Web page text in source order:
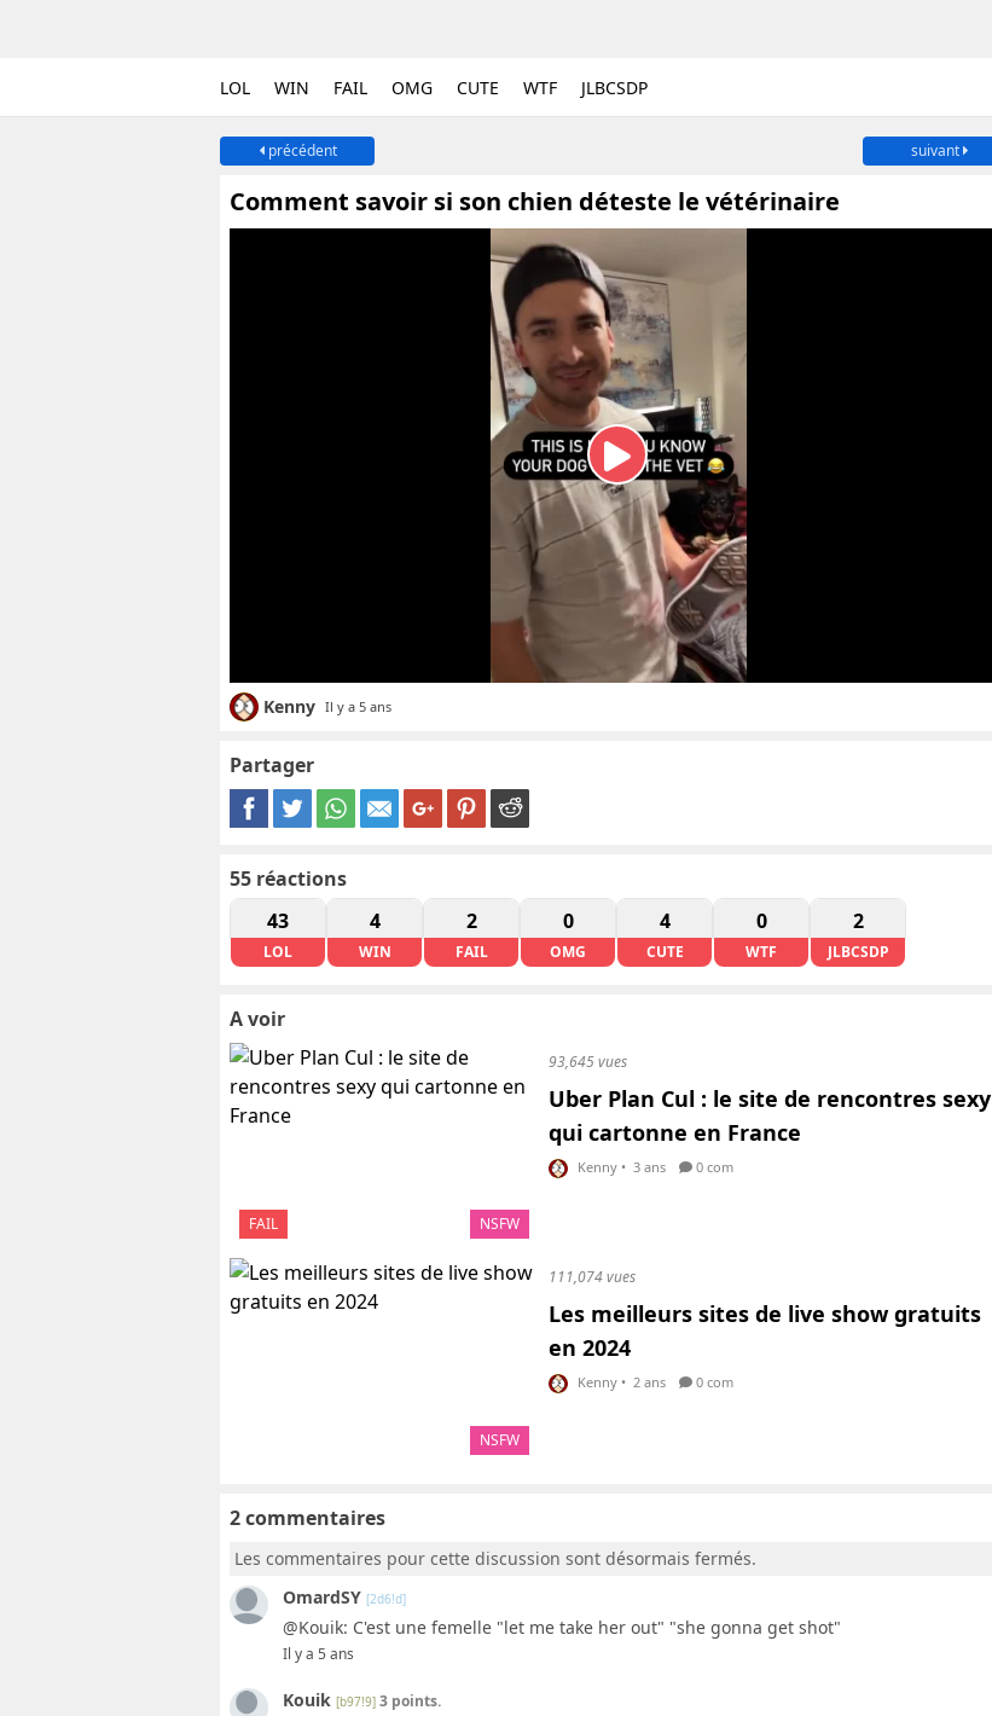
LOL WIN FAIL OMG CUTE WTF JLBCSDP
précédent suivant
Comment savoir si son chien déteste le vétérinaire
Kenny Il y a 5 ans
Partager
55 réactions
43
LOL
4
WIN
2
FAIL
0
OMG
4
CUTE
0
WTF
2
JLBCSDP
A voir
FAIL NSFW
93,645 vues
Uber Plan Cul : le site de rencontres sexy
qui cartonne en France
Kenny • 3 ans 0 com
NSFW
111,074 vues
Les meilleurs sites de live show gratuits
en 2024
Kenny • 2 ans 0 com
2 commentaires
Les commentaires pour cette discussion sont désormais fermés.
OmardSY [2d6!d]
@Kouik: C'est une femelle "let me take her out" "she gonna get shot"
Il y a 5 ans
Kouik [b97!9] 3 points.